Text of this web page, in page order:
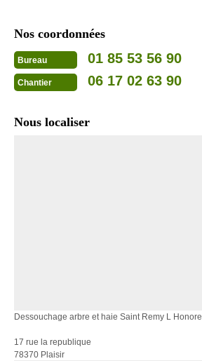
Nos coordonnées
Bureau 01 85 53 56 90
Chantier 06 17 02 63 90
Nous localiser
Dessouchage arbre et haie Saint Remy L Honore
17 rue la republique
78370 Plaisir